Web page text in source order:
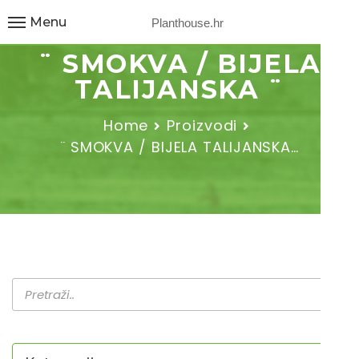
Planthouse.hr
Menu
¨ SMOKVA / BIJELA
TALIJANSKA ¨
Home
Proizvodi
¨ SMOKVA / BIJELA TALIJANSKA…